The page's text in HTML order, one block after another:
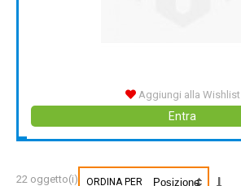
Aggiungi alla Wishlist
Entra
22 oggetto(i) ORDINA PER